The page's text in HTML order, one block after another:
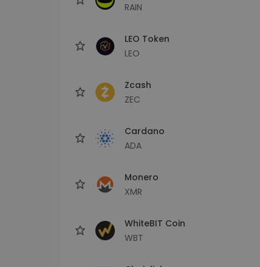
RAIN
LEO Token
LEO
Zcash
ZEC
Cardano
ADA
Monero
XMR
WhiteBIT Coin
WBT